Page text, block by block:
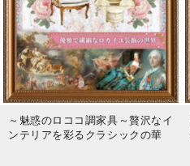
～魅惑のロココ調家具～贅沢なイ
ンテリアを彩るクラシックの華